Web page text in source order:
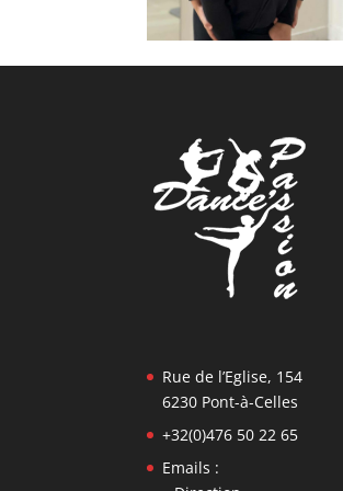
Rue de l’Eglise, 154
6230 Pont-à-Celles
+32(0)476 50 22 65
Emails :